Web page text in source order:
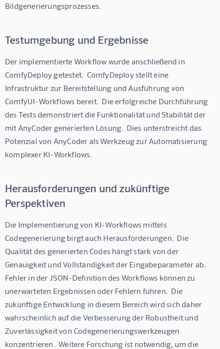
Bildgenerierungsprozesses.
Testumgebung und Ergebnisse
Der implementierte Workflow wurde anschließend in
ComfyDeploy getestet.  ComfyDeploy stellt eine
Infrastruktur zur Bereitstellung und Ausführung von
ComfyUI-Workflows bereit.  Die erfolgreiche Durchführung
des Tests demonstriert die Funktionalität und Stabilität der
mit AnyCoder generierten Lösung.  Dies unterstreicht das
Potenzial von AnyCoder als Werkzeug zur Automatisierung
komplexer KI-Workflows.
Herausforderungen und zukünftige
Perspektiven
Die Implementierung von KI-Workflows mittels
Codegenerierung birgt auch Herausforderungen.  Die
Qualität des generierten Codes hängt stark von der
Genauigkeit und Vollständigkeit der Eingabeparameter ab.
Fehler in der JSON-Definition des Workflows können zu
unerwarteten Ergebnissen oder Fehlern führen.  Die
zukünftige Entwicklung in diesem Bereich wird sich daher
wahrscheinlich auf die Verbesserung der Robustheit und
Zuverlässigkeit von Codegenerierungswerkzeugen
konzentrieren.  Weitere Forschung ist notwendig, um die